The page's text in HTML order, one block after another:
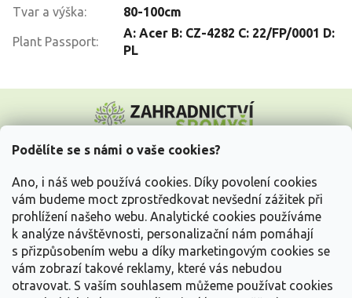
Podělíte se s námi o vaše cookies?
Ano, i náš web používá cookies. Díky povolení cookies
vám budeme moct zprostředkovat nevšední zážitek při
prohlížení našeho webu. Analytické cookies používáme
k analýze návštěvnosti, personalizační nám pomáhají
s přizpůsobením webu a díky marketingovým cookies se
vám zobrazí takové reklamy, které vás nebudou
otravovat. S vaším souhlasem můžeme používat cookies
Tvar a výška: 80-100cm
Plant Passport:
A: Acer B: CZ-4282 C: 22/FP/0001 D:
PL
p
Vše o nákupu
Informace pro Vás
Kontakujte nás